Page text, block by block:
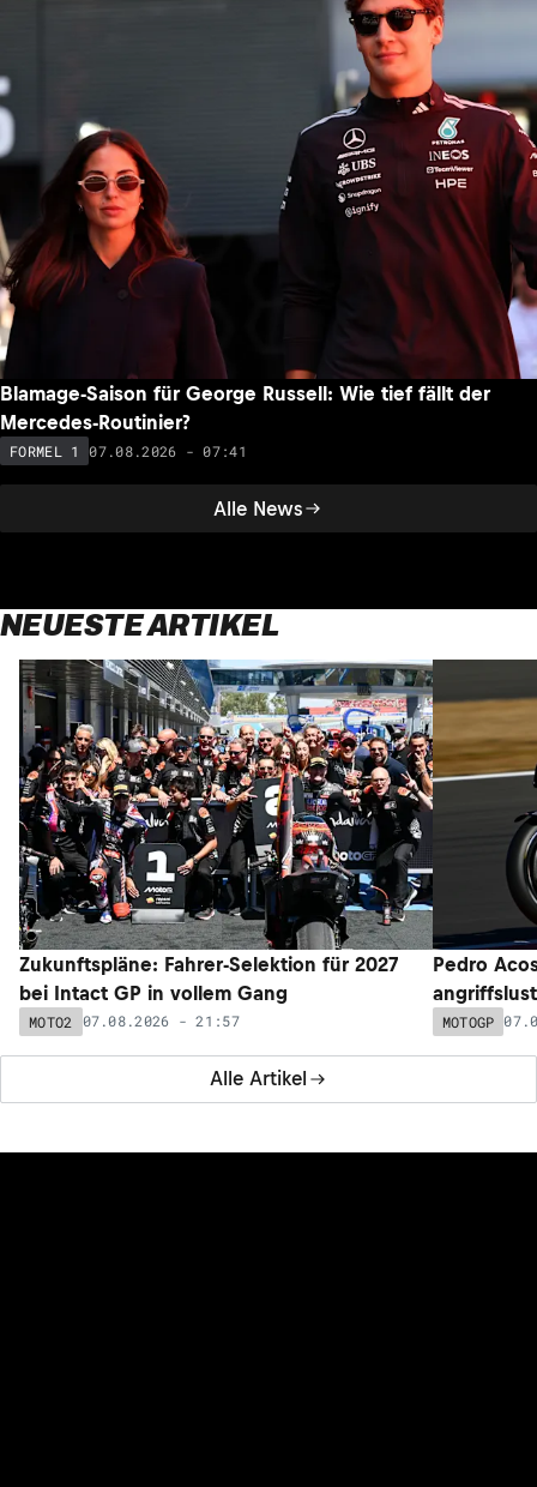
Alle News
Blamage-Saison für George Russell: Wie tief fällt der
Mercedes-Routinier?
FORMEL 1 07.08.2026 - 07:41
NEUESTE ARTIKEL
Alle Artikel
Zukunftspläne: Fahrer-Selektion für 2027
bei Intact GP in vollem Gang
MOTO2 07.08.2026 - 21:57
Pedro
MOTOGP